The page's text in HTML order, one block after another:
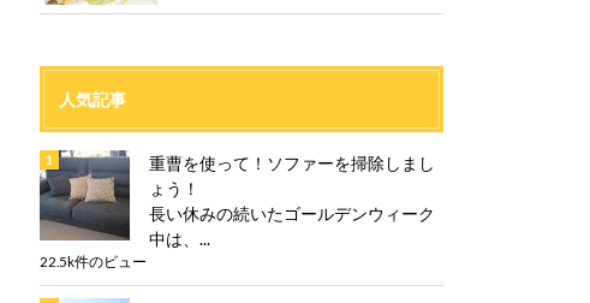
人気記事
重曹を使って！ソファーを掃除しまし
ょう！
長い休みの続いたゴールデンウィーク
中は、...
22.5k件のビュー